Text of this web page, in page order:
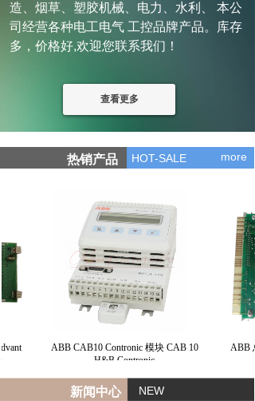
造、烟草、塑胶机械、电力、水利、 本公
司经营各种电工电气 工控品牌产品。库存
多，价格好,欢迎您联系我们！
查看更多
more
热销产品 HOT-SALE
ABB CAB10 Contronic 模块 CAB 10
H&B Contronic
ABB
新闻中心 NEW